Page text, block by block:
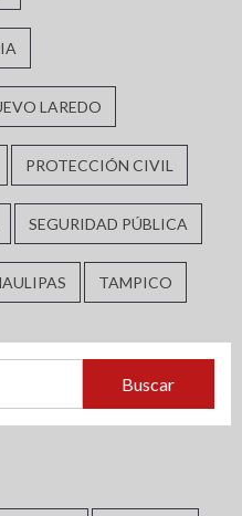
LAREDO
PROTECCIÓN CIVIL
SEGURIDAD PÚBLICA
TAMPICO